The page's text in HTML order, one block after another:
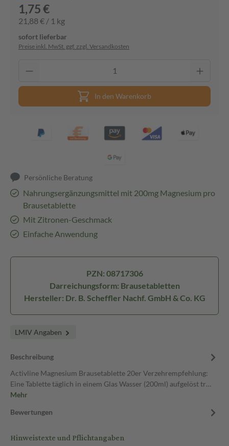
1,75 €
21,88 € / 1 kg
sofort lieferbar
Preise inkl. MwSt. ggf. zzgl. Versandkosten
In den Warenkorb
Persönliche Beratung
Nahrungsergänzungsmittel mit 200mg Magnesium pro
Brausetablette
Mit Zitronen-Geschmack
Einfache Anwendung
PZN: 08717306
Darreichungsform: Brausetabletten
Hersteller: Dr. B. Scheffler Nachf. GmbH & Co. KG
LMIV Angaben
Beschreibung
Activline Magnesium Brausetablette 20er Verzehrempfehlung:
Eine Tablette täglich in einem Glas Wasser (200ml) aufgelöst tr…
Mehr
Bewertungen
Hinweistexte und Pflichtangaben